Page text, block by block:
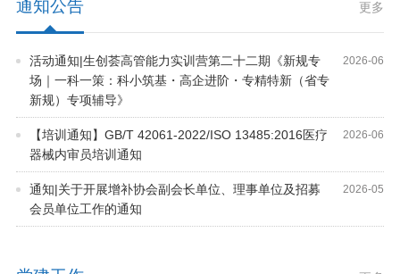
更多
通知公告
2026-06
活动通知|生创荟高管能力实训营第二十二期《新规专
场｜一科一策：科小筑基・高企进阶・专精特新（省专
新规）专项辅导》
2026-06
【培训通知】GB/T 42061-2022/ISO 13485:2016医疗
器械内审员培训通知
2026-05
通知|关于开展增补协会副会长单位、理事单位及招募
会员单位工作的通知